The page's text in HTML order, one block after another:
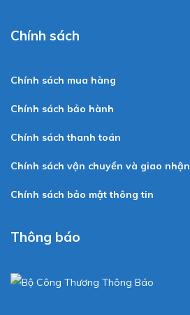
Chính sách
Chính sách mua hàng
Chính sách bảo hành
Chính sách thanh toán
Chính sách vận chuyển và giao nhận
Chính sách bảo mật thông tin
Thông báo